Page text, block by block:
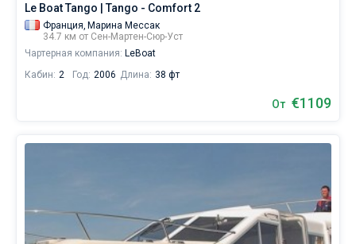
Le Boat Tango | Tango - Comfort 2
Франция, Марина Мессак
34.7 км от Сен-Мартен-Сюр-Уст
Чартерная компания: LeBoat
Кабин: 2 Год: 2006 Длина: 38 фт
От €1109